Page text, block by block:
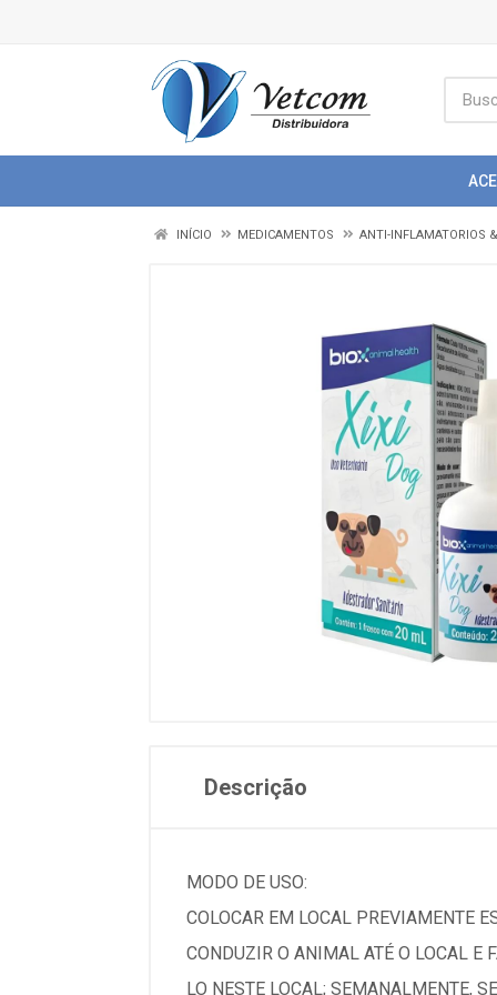
INÍCIO MEDICAMENTOS ANTI-INFLAMATORIOS
Descrição
MODO DE USO:
COLOCAR EM LOCAL PREVIAMENTE
CONDUZIR O ANIMAL ATÉ O LOCAL E
LO NESTE LOCAL; SEMANALMENTE,